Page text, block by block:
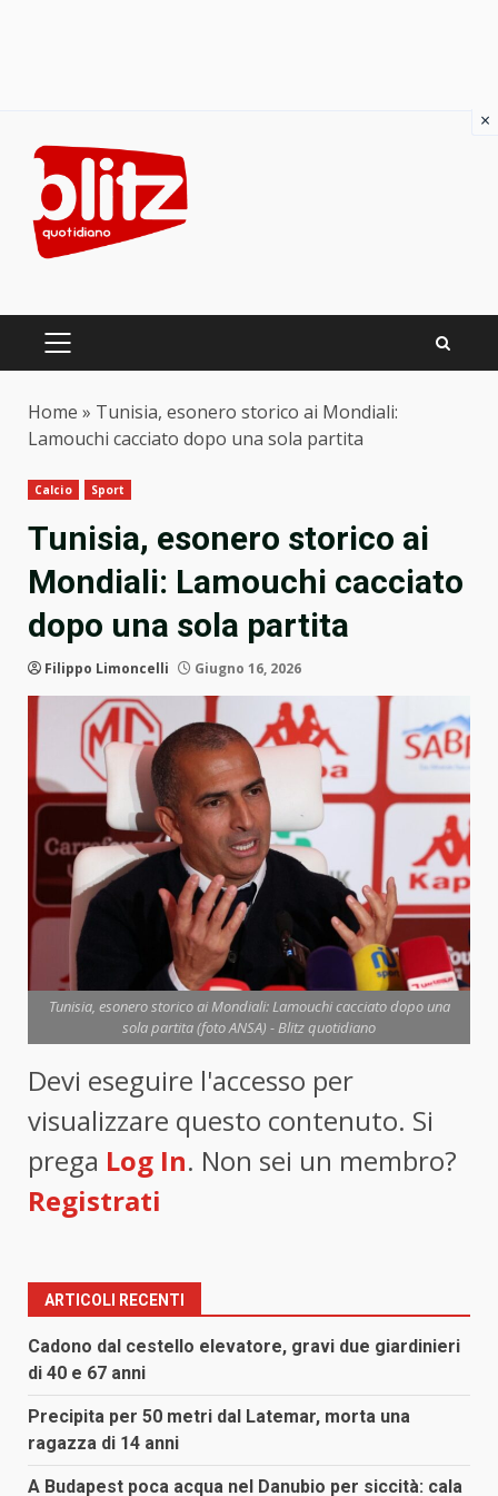
content
PRIMARY
Home » Tunisia, esonero storico ai Mondiali:
Lamouchi cacciato dopo una sola partita
Calcio Sport
Tunisia, esonero storico ai
Mondiali: Lamouchi cacciato
dopo una sola partita
Filippo Limoncelli Giugno 16, 2026
Tunisia, esonero storico ai Mondiali: Lamouchi cacciato dopo una
sola partita (foto ANSA) - Blitz quotidiano
Devi eseguire l'accesso per
visualizzare questo contenuto. Si
prega Log In. Non sei un membro?
Registrati
ARTICOLI RECENTI
Cadono dal cestello elevatore, gravi due giardinieri
di 40 e 67 anni
Precipita per 50 metri dal Latemar, morta una
ragazza di 14 anni
A Budapest poca acqua nel Danubio per siccità: cala
×